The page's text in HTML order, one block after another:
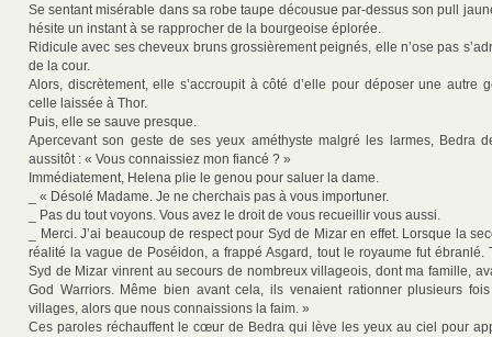
Se sentant misérable dans sa robe taupe décousue par-dessus son pull
hésite un instant à se rapprocher de la bourgeoise éplorée.
Ridicule avec ses cheveux bruns grossièrement peignés, elle n’ose pas
de la cour.
Alors, discrètement, elle s’accroupit à côté d’elle pour déposer une autre
celle laissée à Thor.
Puis, elle se sauve presque.
Apercevant son geste de ses yeux améthyste malgré les larmes, Bedra
aussitôt : « Vous connaissiez mon fiancé ? »
Immédiatement, Helena plie le genou pour saluer la dame.
_ « Désolé Madame. Je ne cherchais pas à vous importuner.
_ Pas du tout voyons. Vous avez le droit de vous recueillir vous aussi.
_ Merci. J’ai beaucoup de respect pour Syd de Mizar en effet. Lorsque la
réalité la vague de Poséidon, a frappé Asgard, tout le royaume fut ébranlé.
Syd de Mizar vinrent au secours de nombreux villageois, dont ma famille,
God Warriors. Même bien avant cela, ils venaient rationner plusieurs
villages, alors que nous connaissions la faim. »
Ces paroles réchauffent le cœur de Bedra qui lève les yeux au ciel pour